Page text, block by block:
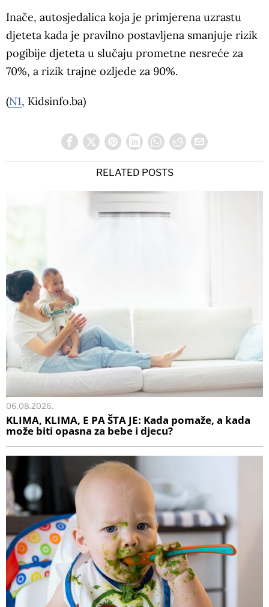
Inače, autosjedalica koja je primjerena uzrastu
djeteta kada je pravilno postavljena smanjuje rizik
pogibije djeteta u slučaju prometne nesreće za
70%, a rizik trajne ozljede za 90%.
(N1, Kidsinfo.ba)
RELATED POSTS
06.08.2026.
KLIMA, KLIMA, E PA ŠTA JE: Kada pomaže, a kada
može biti opasna za bebe i djecu?